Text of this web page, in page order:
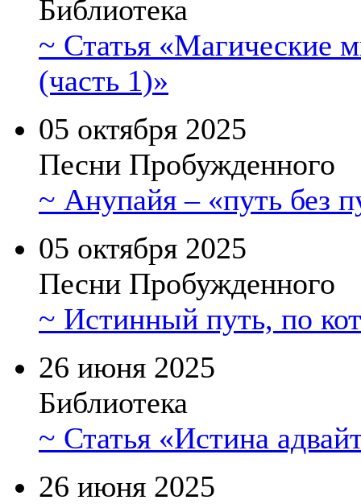
Библиотека
~ Статья «Магические
(часть 1)»
05 октября 2025
Песни Пробужденного
~ Анупайя – «путь без
05 октября 2025
Песни Пробужденного
~ Истинный путь, по
26 июня 2025
Библиотека
~ Статья «Истина
26 июня 2025